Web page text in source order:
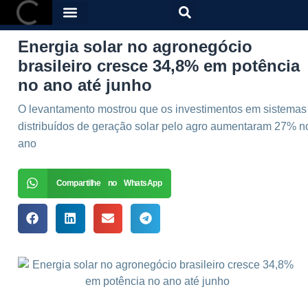
Energia solar no agronegócio
brasileiro cresce 34,8% em potência
no ano até junho
O levantamento mostrou que os investimentos em sistemas
distribuídos de geração solar pelo agro aumentaram 27%
ano
Compartilhe no WhatsApp